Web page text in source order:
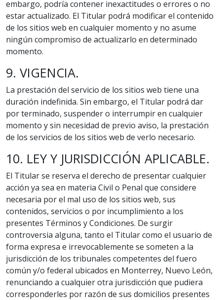
embargo, podría contener inexactitudes o errores o no
estar actualizado. El Titular podrá modificar el contenido
de los sitios web en cualquier momento y no asume
ningún compromiso de actualizarlo en determinado
momento.
9. VIGENCIA.
La prestación del servicio de los sitios web tiene una
duración indefinida. Sin embargo, el Titular podrá dar
por terminado, suspender o interrumpir en cualquier
momento y sin necesidad de previo aviso, la prestación
de los servicios de los sitios web de verlo necesario.
10. LEY Y JURISDICCIÓN APLICABLE.
El Titular se reserva el derecho de presentar cualquier
acción ya sea en materia Civil o Penal que considere
necesaria por el mal uso de los sitios web, sus
contenidos, servicios o por incumplimiento a los
presentes Términos y Condiciones. De surgir
controversia alguna, tanto el Titular como el usuario de
forma expresa e irrevocablemente se someten a la
jurisdicción de los tribunales competentes del fuero
común y/o federal ubicados en Monterrey, Nuevo León,
renunciando a cualquier otra jurisdicción que pudiera
corresponderles por razón de sus domicilios presentes